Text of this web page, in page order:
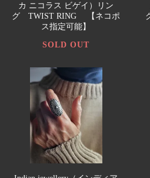
カ ニコラス ビゲイ）リン
グ TWIST RING 【ネコポ
ス指定可能】
SOLD OUT